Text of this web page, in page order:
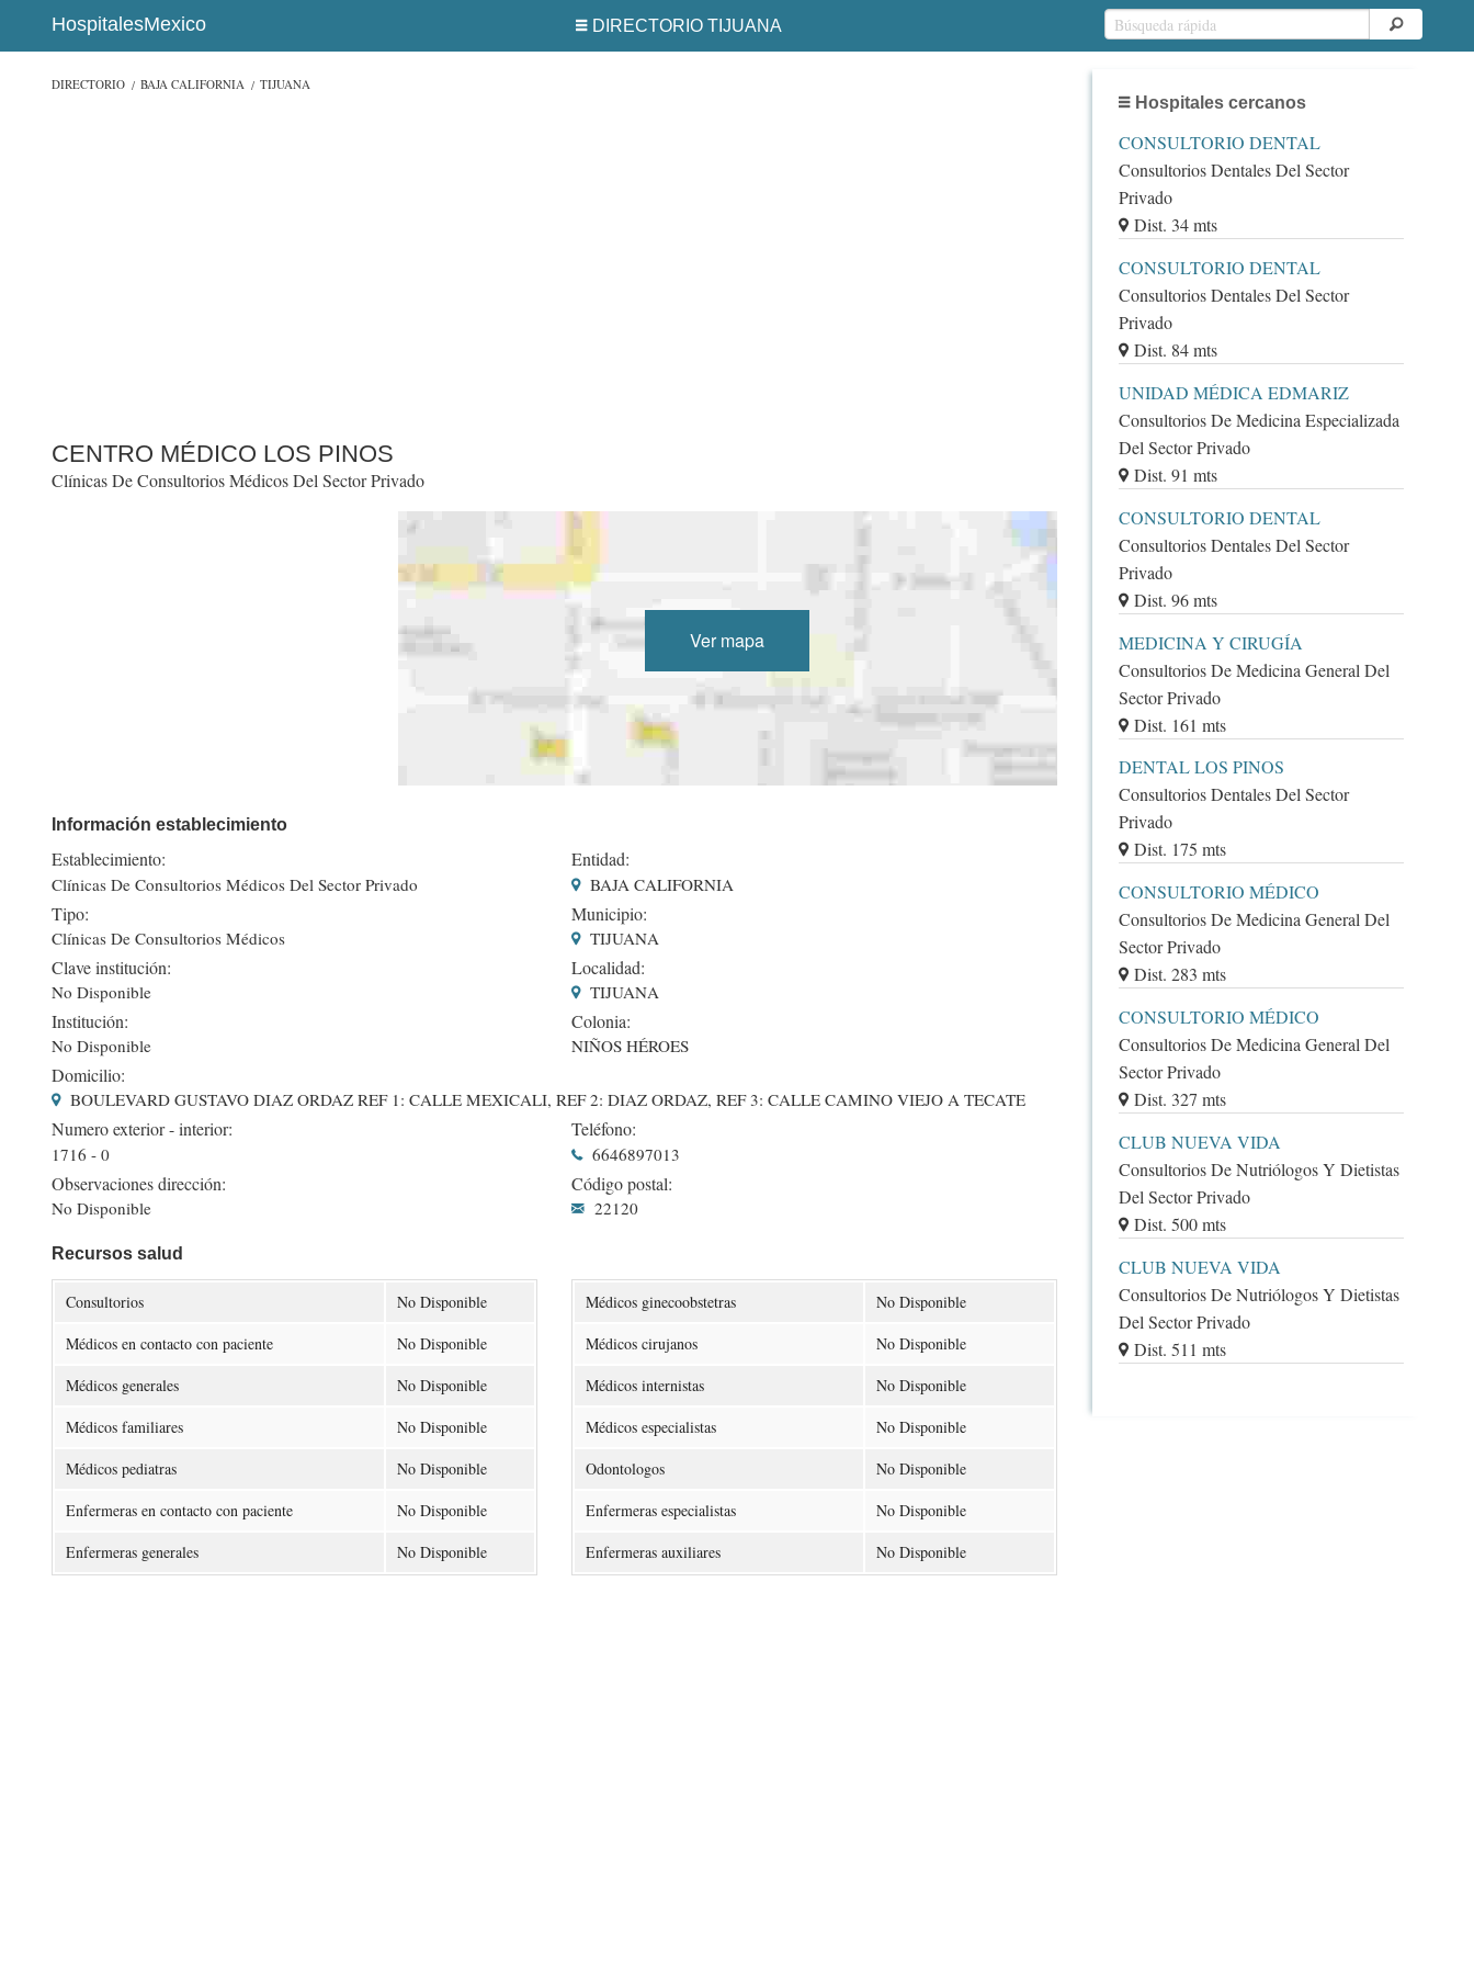
HospitalesMexico DIRECTORIO TIJUANA
DIRECTORIO BAJA CALIFORNIA TIJUANA
CENTRO MÉDICO LOS PINOS
Clínicas De Consultorios Médicos Del Sector Privado
Ver mapa
Información establecimiento
Establecimiento:
Clínicas De Consultorios Médicos Del Sector Privado
Tipo:
Clínicas De Consultorios Médicos
Clave institución:
No Disponible
Institución:
No Disponible
Entidad:
BAJA CALIFORNIA
Municipio:
TIJUANA
Localidad:
TIJUANA
Colonia:
NIÑOS HÉROES
Domicilio:
BOULEVARD GUSTAVO DIAZ ORDAZ REF 1: CALLE MEXICALI, REF 2: DIAZ ORDAZ, REF 3: CALLE CAMINO VIEJO A TECATE
Numero exterior - interior:
1716 - 0
Observaciones dirección:
No Disponible
Teléfono:
6646897013
Código postal:
22120
Recursos salud
Consultorios
No Disponible
Médicos en contacto con paciente
No Disponible
Médicos generales
No Disponible
Médicos familiares
No Disponible
Médicos pediatras
No Disponible
Enfermeras en contacto con paciente
No Disponible
Enfermeras generales
No Disponible
Médicos ginecoobstetras
No Disponible
Médicos cirujanos
No Disponible
Médicos internistas
No Disponible
Médicos especialistas
No Disponible
Odontologos
No Disponible
Enfermeras especialistas
No Disponible
Enfermeras auxiliares
No Disponible
Hospitales cercanos
CONSULTORIO DENTAL
Consultorios Dentales Del Sector
Privado
Dist. 34 mts
CONSULTORIO DENTAL
Consultorios Dentales Del Sector
Privado
Dist. 84 mts
UNIDAD MÉDICA EDMARIZ
Consultorios De Medicina Especializada
Del Sector Privado
Dist. 91 mts
CONSULTORIO DENTAL
Consultorios Dentales Del Sector
Privado
Dist. 96 mts
MEDICINA Y CIRUGÍA
Consultorios De Medicina General Del
Sector Privado
Dist. 161 mts
DENTAL LOS PINOS
Consultorios Dentales Del Sector
Privado
Dist. 175 mts
CONSULTORIO MÉDICO
Consultorios De Medicina General Del
Sector Privado
Dist. 283 mts
CONSULTORIO MÉDICO
Consultorios De Medicina General Del
Sector Privado
Dist. 327 mts
CLUB NUEVA VIDA
Consultorios De Nutriólogos Y Dietistas
Del Sector Privado
Dist. 500 mts
CLUB NUEVA VIDA
Consultorios De Nutriólogos Y Dietistas
Del Sector Privado
Dist. 511 mts